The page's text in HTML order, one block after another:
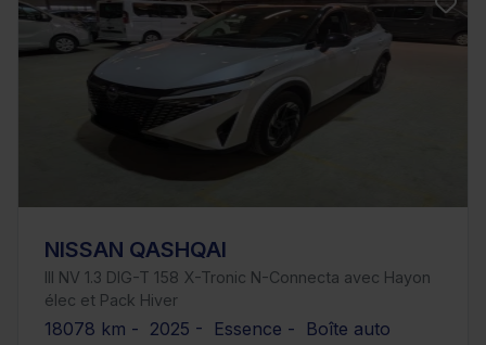
NISSAN QASHQAI
III NV 1.3 DIG-T 158 X-Tronic N-Connecta avec Hayon
élec et Pack Hiver
18078 km - 2025 - Essence - Boîte auto